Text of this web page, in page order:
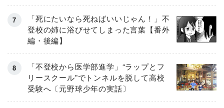
「死にたいなら死ねばいいじゃん！」不
登校の姉に浴びせてしまった言葉【番外
編・後編】
「不登校から医学部進学」“ラップとフ
リースクール”でトンネルを脱して高校
受験へ〔元野球少年の実話〕